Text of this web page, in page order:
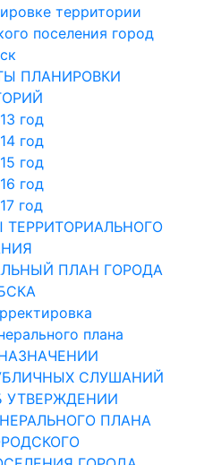
территории
поселения город
ПЛАНИРОВКИ
год
год
год
год
год
ПЛАН ГОРОДА
плана
СЛУШАНИЙ
УТВЕРЖДЕНИИ
ПЛАНА